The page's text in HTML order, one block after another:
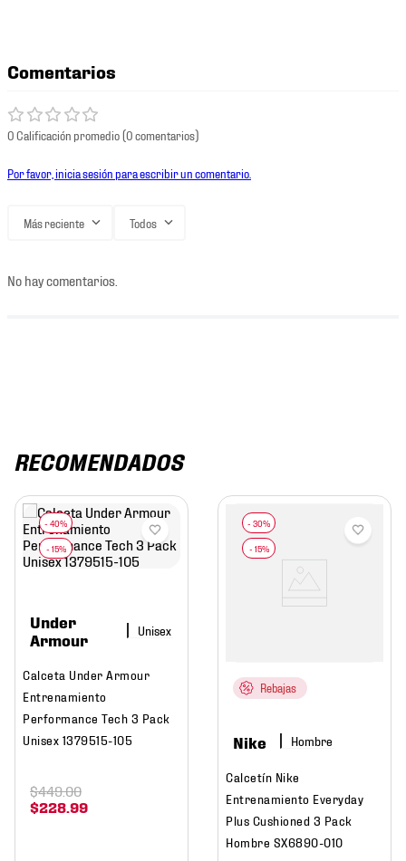
Comentarios
0 Calificación promedio(0 comentarios)
Por favor, inicia sesión para escribir un comentario.
Más reciente Todos
No hay comentarios.
RECOMENDADOS
Under
Armour
Calceta Under Armour
Entrenamiento
Performance Tech 3 Pack
Unisex 1379515-105
$228.99
$449.00
Rebajas
Nike Hombre
Calcetín Nike
Entrenamiento Everyday
Plus Cushioned 3 Pack
Hombre SX6890-010